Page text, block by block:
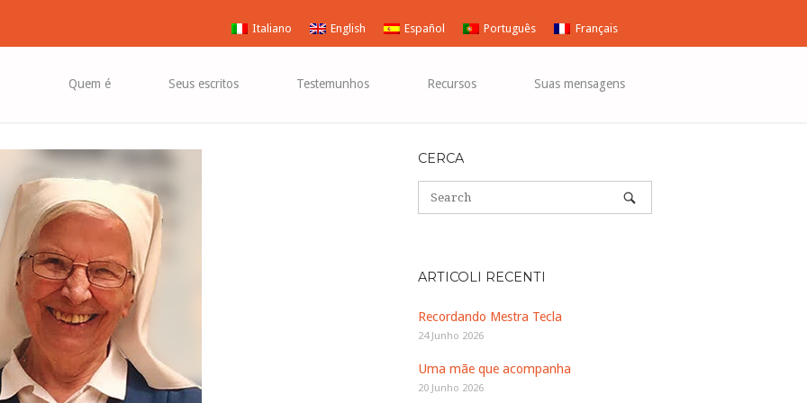
Italiano English Español Português Français
Quem é Seus escritos Testemunhos Recursos Suas mensagens
CERCA
ARTICOLI RECENTI
Recordando Mestra Tecla
24 Junho 2026
Uma mãe que acompanha
20 Junho 2026